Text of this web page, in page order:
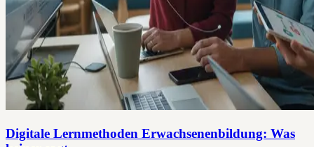
Digitale Lernmethoden Erwachsenenbildung: Was